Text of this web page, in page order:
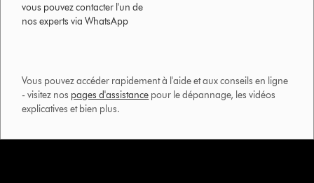
vous pouvez contacter l'un de
nos experts via WhatsApp
Vous pouvez accéder rapidement à l'aide et aux conseils en ligne
- visitez nos pages d'assistance pour le dépannage, les vidéos
explicatives et bien plus.​